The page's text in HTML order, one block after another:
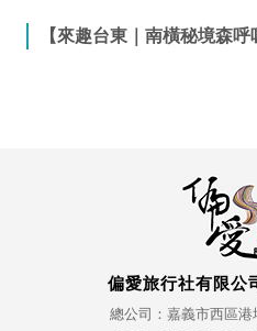
【來趣台東｜南橫秘境森呼
偏愛旅行社有限公
總公司：嘉義市西區